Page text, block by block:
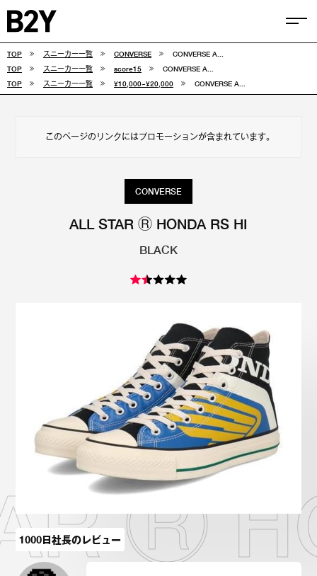
お問い合わせ
COLUMN
FEATURE
VANS
CONVERSE
ASICS
OTHERS
SEARCH SNEAKER
TOP スニーカー一覧 CONVERSE
CONVERSE A...
TOP
スニーカー一覧 score15
CONVERSE A...
TOP
スニーカー一覧 ¥10,000~¥20,000 CONVERSE A...
このページのリンクにはプロモーションが含まれています。
CONVERSE
ALL STAR Ⓡ HONDA RS HI
BLACK
Ⓡ
1000日社長のレビュー